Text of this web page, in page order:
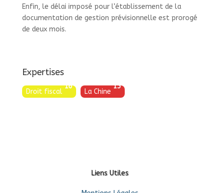
Enfin, le délai imposé pour l’établissement de la
documentation de gestion prévisionnelle est prorogé
de deux mois.
Expertises
Droit fiscal
16
La Chine
15
Liens Utiles